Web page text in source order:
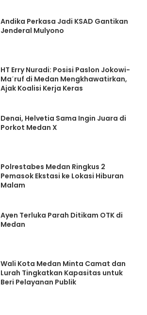
Andika Perkasa Jadi KSAD Gantikan
Jenderal Mulyono
HT Erry Nuradi: Posisi Paslon Jokowi-
Maˊruf di Medan Mengkhawatirkan,
Ajak Koalisi Kerja Keras
Denai, Helvetia Sama Ingin Juara di
Porkot Medan X
Polrestabes Medan Ringkus 2
Pemasok Ekstasi ke Lokasi Hiburan
Malam
Ayen Terluka Parah Ditikam OTK di
Medan
Wali Kota Medan Minta Camat dan
Lurah Tingkatkan Kapasitas untuk
Beri Pelayanan Publik